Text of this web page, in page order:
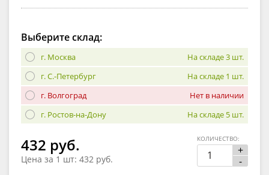
Выберите склад:
г. Москва
На складе 3 шт.
г. С.-Петербург
На складе 1 шт.
г. Волгоград
Нет в наличии
г. Ростов-на-Дону
На складе 5 шт.
432 руб.
Цена за 1 шт: 432 руб.
+
-
КОЛИЧЕСТВО: